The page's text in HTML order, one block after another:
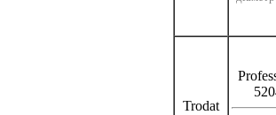
Trodat